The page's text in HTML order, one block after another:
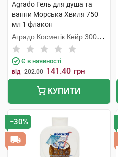
Agrado Гель для душа та
ванни Морська Хвиля 750
мл 1 флакон
Аградо Косметік Кейр 3000
С.Л.У.
Є в наявності
від 202.00 141.40 грн
КУПИТИ
−30%